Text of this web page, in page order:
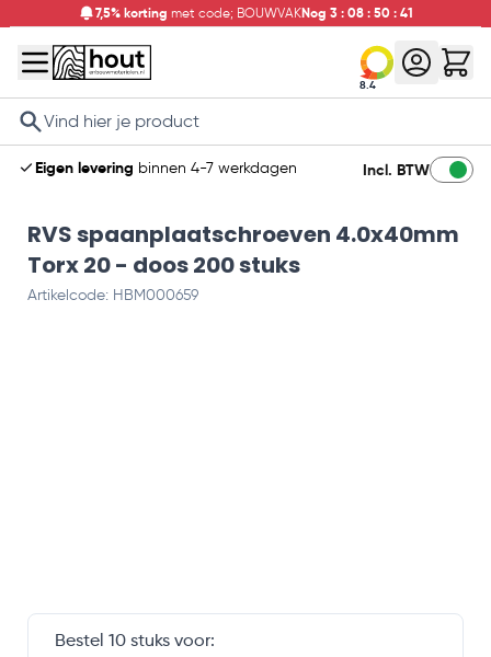
7,5% korting met code; BOUWVAKNog 3 : 08 : 50 : 40
8.4
Search
Eigen levering binnen 4-7 werkdagen Incl. BTW
RVS spaanplaatschroeven 4.0x40mm
Torx 20 - doos 200 stuks
Artikelcode: HBM000659
Bestel 10 stuks voor: